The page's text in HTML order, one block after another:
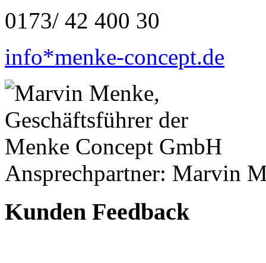
0173/ 42 400 30
info*menke-concept.de
Ansprechpartner: Marvin
Kunden Feedback